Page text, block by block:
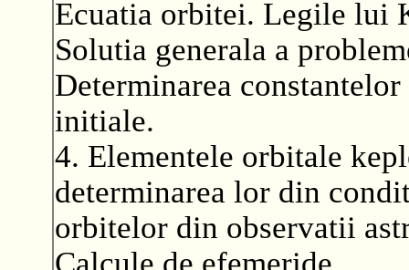
Ecuatia orbitei. Legile lui
Solutia generala a
Determinarea
initiale.
4. Elementele orbitale
determinarea lor din
orbitelor din observatii
Calcule de efemeride.